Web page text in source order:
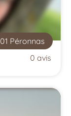
01 Péronnas
0 avis